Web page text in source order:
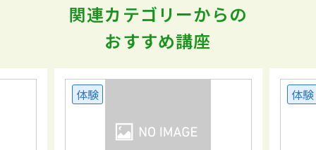
関連カテゴリーからの
おすすめ講座
体験 体験